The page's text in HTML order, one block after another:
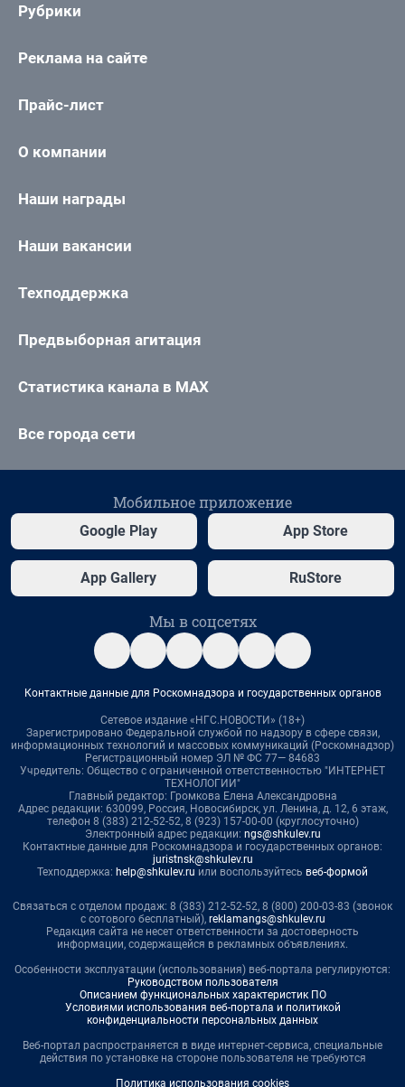
Рубрики
Реклама на сайте
Прайс-лист
О компании
Наши награды
Наши вакансии
Техподдержка
Предвыборная агитация
Статистика канала в MAX
Все города сети
Мобильное приложение
Google Play App Store
App Gallery RuStore
Мы в соцсетях
Контактные данные для Роскомнадзора и государственных органов
Сетевое издание «НГС.НОВОСТИ» (18+)
Зарегистрировано Федеральной службой по надзору в сфере связи,
информационных технологий и массовых коммуникаций (Роскомнадзор)
Регистрационный номер ЭЛ № ФС 77— 84683
Учредитель: Общество с ограниченной ответственностью "ИНТЕРНЕТ
ТЕХНОЛОГИИ"
Главный редактор: Громкова Елена Александровна
Адрес редакции: 630099, Россия, Новосибирск, ул. Ленина, д. 12, 6 этаж,
телефон 8 (383) 212-52-52, 8 (923) 157-00-00 (круглосуточно)
Электронный адрес редакции: ngs@shkulev.ru
Контактные данные для Роскомнадзора и государственных органов:
juristnsk@shkulev.ru
Техподдержка: help@shkulev.ru или воспользуйтесь веб-формой
Связаться с отделом продаж: 8 (383) 212-52-52, 8 (800) 200-03-83 (звонок
с сотового бесплатный), reklamangs@shkulev.ru
Редакция сайта не несет ответственности за достоверность
информации, содержащейся в рекламных объявлениях.
Особенности эксплуатации (использования) веб-портала регулируются:
Руководством пользователя
Описанием функциональных характеристик ПО
Условиями использования веб-портала и политикой
конфиденциальности персональных данных
Веб-портал распространяется в виде интернет-сервиса, специальные
действия по установке на стороне пользователя не требуются
Политика использования cookies